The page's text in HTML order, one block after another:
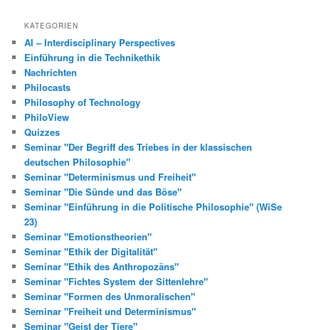
KATEGORIEN
AI – Interdisciplinary Perspectives
Einführung in die Technikethik
Nachrichten
Philocasts
Philosophy of Technology
PhiloView
Quizzes
Seminar "Der Begriff des Triebes in der klassischen
deutschen Philosophie"
Seminar "Determinismus und Freiheit"
Seminar "Die Sünde und das Böse"
Seminar "Einführung in die Politische Philosophie" (WiSe
23)
Seminar "Emotionstheorien"
Seminar "Ethik der Digitalität"
Seminar "Ethik des Anthropozäns"
Seminar "Fichtes System der Sittenlehre"
Seminar "Formen des Unmoralischen"
Seminar "Freiheit und Determinismus"
Seminar "Geist der Tiere"